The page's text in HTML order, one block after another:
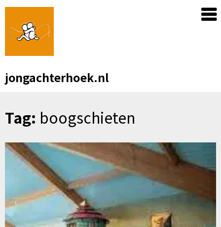
Skip
content
jongachterhoek.nl
Tag: boogschieten